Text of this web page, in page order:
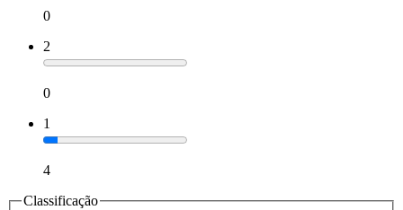
0
2
0
1
4
Classificação